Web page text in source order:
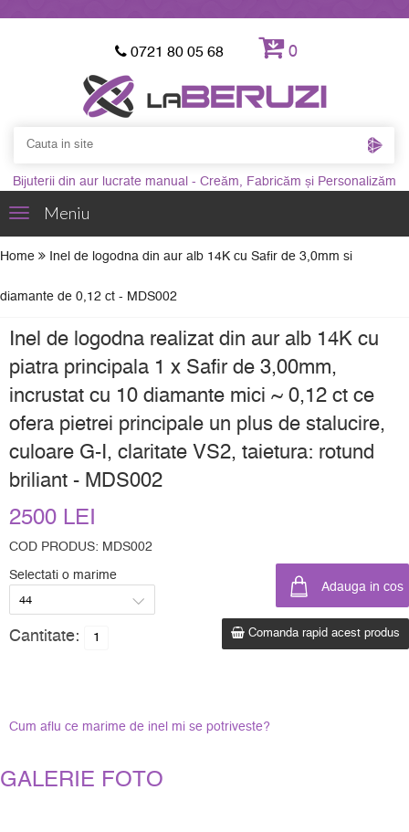
0721 80 05 68 0
Bijuterii din aur lucrate manual - Creăm, Fabricăm și Personalizăm
ToggleMeniu
Home Inel de logodna din aur alb 14K cu Safir de 3,0mm si
diamante de 0,12 ct - MDS002
Inel de logodna realizat din aur alb 14K cu
piatra principala 1 x Safir de 3,00mm,
incrustat cu 10 diamante mici ~ 0,12 ct ce
ofera pietrei principale un plus de stalucire,
culoare G-I, claritate VS2, taietura: rotund
briliant - MDS002
2500 LEI
COD PRODUS: MDS002
Comanda rapid acest produs
Selectati o marime
Cantitate:
Cum aflu ce marime de inel mi se potriveste?
GALERIE FOTO